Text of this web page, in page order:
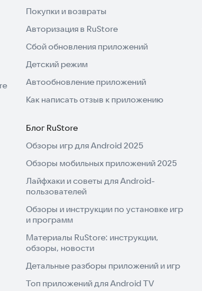
Покупки и возвраты
Авторизация в RuStore
Сбой обновления приложений
Детский режим
Автообновление приложений
Как написать отзыв к приложению
Блог RuStore
Обзоры игр для Android 2025
Обзоры мобильных приложений 2025
Лайфхаки и советы для Android-
пользователей
Обзоры и инструкции по установке игр
и программ
Материалы RuStore: инструкции,
обзоры, новости
Детальные разборы приложений и игр
Топ приложений для Android TV